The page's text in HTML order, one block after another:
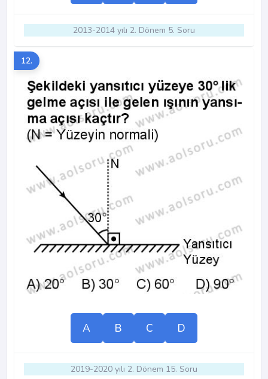
2013-2014 yılı 2. Dönem 5. Soru
12.
A B C D
2019-2020 yılı 2. Dönem 15. Soru